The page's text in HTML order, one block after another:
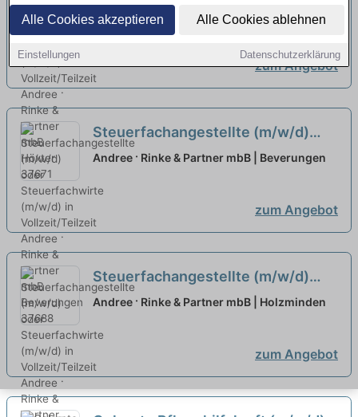
Alle Cookies akzeptieren Alle Cookies ablehnen
Einstellungen Datenschutzerklärung
oder Steuerfachwirte (m/w/d) in
Vollzeit/Teilzeit
Andree · Rinke & Partner mbB | Höxter
zum Angebot
Steuerfachangestellte (m/w/d)
oder Steuerfachwirte (m/w/d) in
Andree · Rinke & Partner mbB | Beverungen
zum Angebot
Steuerfachangestellte (m/w/d)
oder Steuerfachwirte (m/w/d) in
Andree · Rinke & Partner mbB | Holzminden
zum Angebot